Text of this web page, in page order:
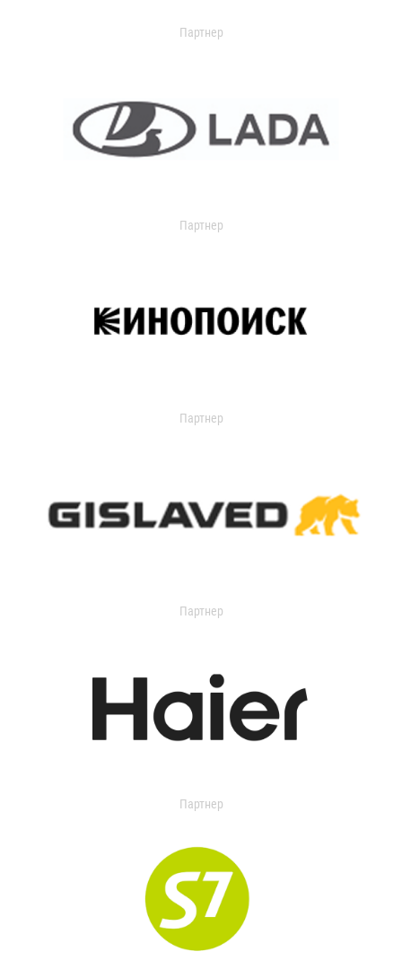
Партнер
Партнер
Партнер
Партнер
Партнер